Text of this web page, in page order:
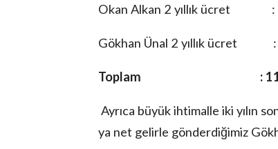
Okan Alkan 2 yıllık ücret :
Gökhan Ünal 2 yıllık ücret :
Toplam : 11 milyon
Ayrıca büyük ihtimalle iki yılın
ya net gelirle gönderdiğimiz